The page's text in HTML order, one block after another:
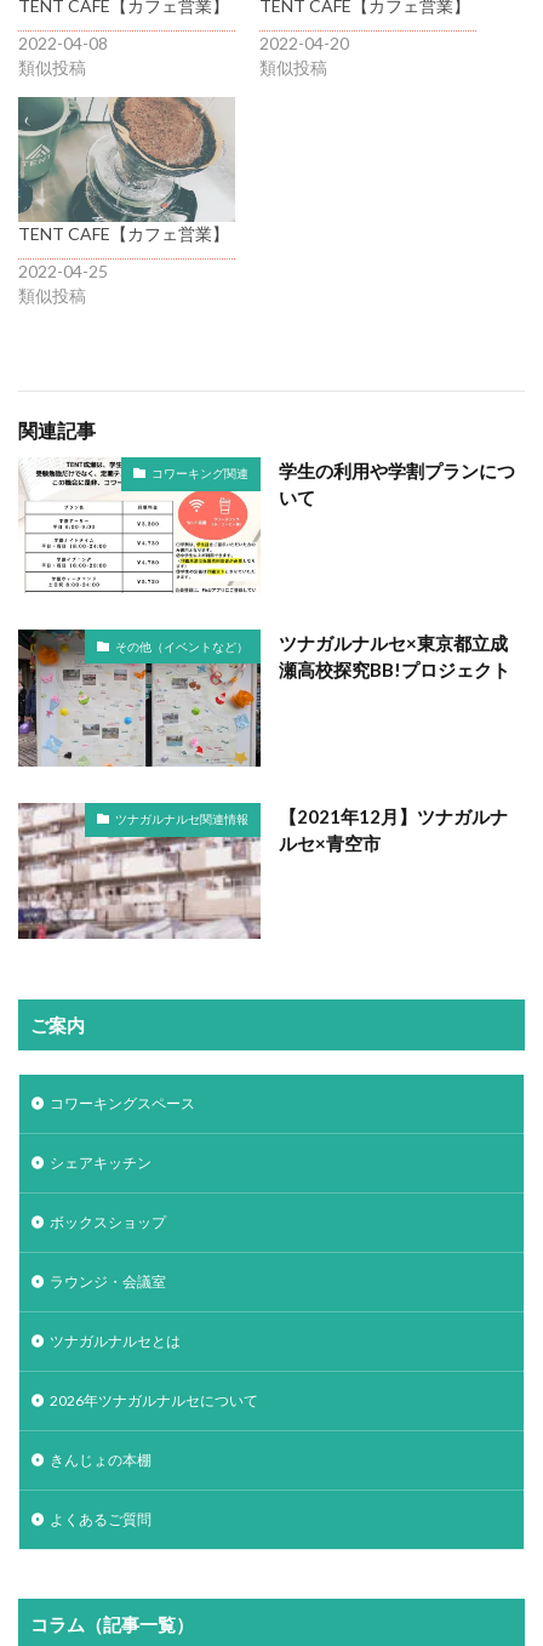
TENT CAFE【カフェ営業】
2022-04-08
類似投稿
TENT CAFE【カフェ営業】
2022-04-20
類似投稿
TENT CAFE【カフェ営業】
2022-04-25
類似投稿
関連記事
コワーキング関連
学生の利用や学割プランにつ
いて
その他（イベントなど）
ツナガルナルセ×東京都立成
瀬高校探究BB!プロジェクト
ツナガルナルセ関連情報
【2021年12月】ツナガルナ
ルセ×青空市
ご案内
コワーキングスペース
シェアキッチン
ボックスショップ
ラウンジ・会議室
ツナガルナルセとは
2026年ツナガルナルセについて
きんじょの本棚
よくあるご質問
コラム（記事一覧）